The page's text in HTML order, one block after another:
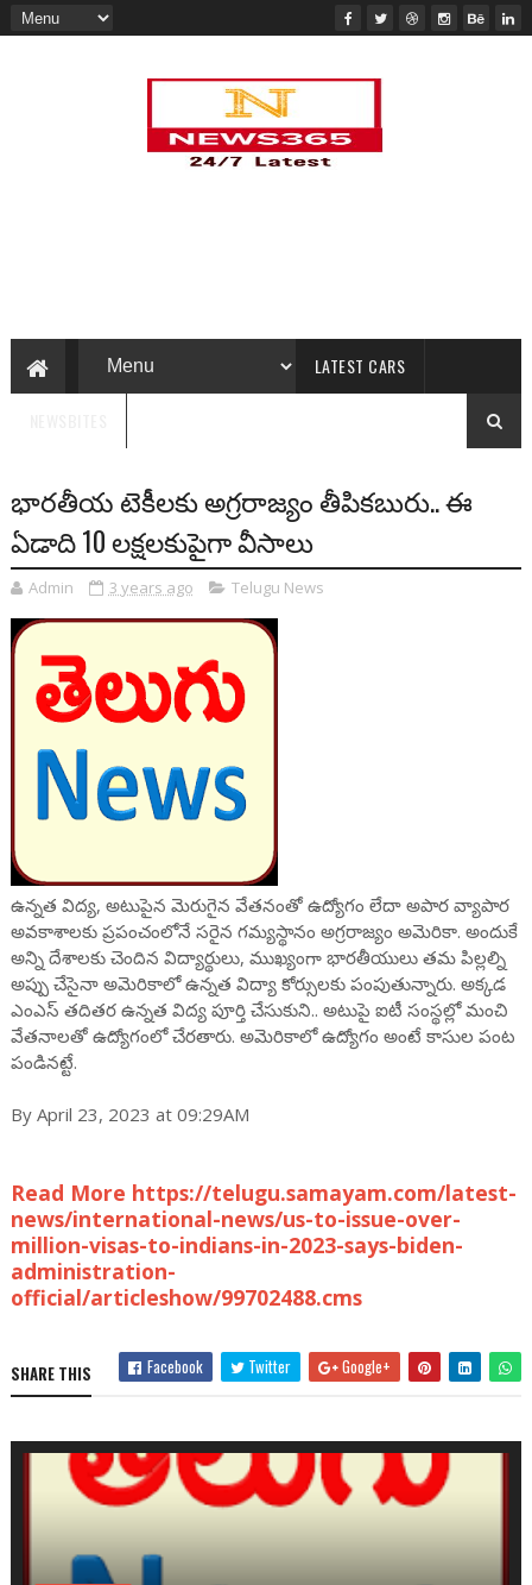
LATEST CARS
భారతీయ టెకీలకు అగ్రరాజ్యం తీపికబురు.. ఈ
ఏడాది 10 లక్షలకుపైగా వీసాలు
Admin 3 years ago Telugu News
ఉన్న‌త విద్య, అటుపైన మెరుగైన వేత‌నంతో ఉద్యోగం లేదా అపార వ్యాపార
అవ‌కాశాలకు ప్రపంచంలోనే స‌రైన గమ్యస్థానం అగ్ర‌రాజ్యం అమెరికా. అందుకే
అన్ని దేశాలకు చెందిన విద్యార్థులు, ముఖ్యంగా భారతీయులు త‌మ పిల్ల‌ల్ని
అప్పు చేసైనా అమెరికాలో ఉన్న‌త విద్యా కోర్సుల‌కు పంపుతున్నారు. అక్క‌డ
ఎంఎస్ త‌దిత‌ర ఉన్న‌త విద్య పూర్తి చేసుకుని.. అటుపై ఐటీ సంస్థ‌ల్లో మంచి
వేతనాలతో ఉద్యోగంలో చేర‌తారు. అమెరికాలో ఉద్యోగం అంటే కాసుల పంట
పండిన‌ట్టే.
By April 23, 2023 at 09:29AM
Read More https://telugu.samayam.com/latest-
news/international-news/us-to-issue-over-
million-visas-to-indians-in-2023-says-biden-
administration-
official/articleshow/99702488.cms
SHARE THIS Facebook Twitter Google+